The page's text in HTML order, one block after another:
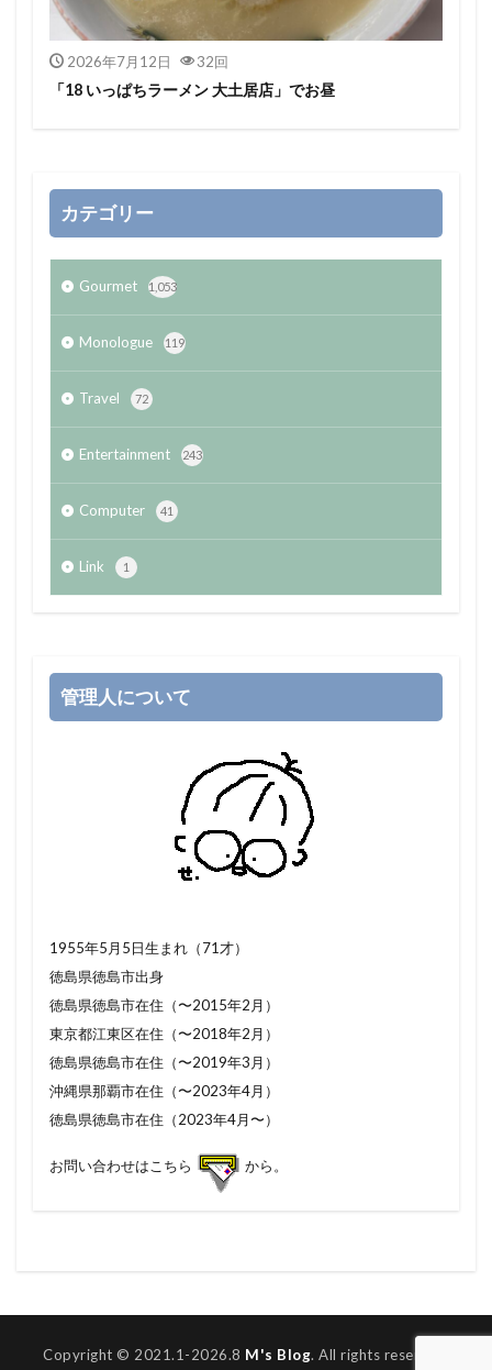
2026年7月12日 32回
「18 いっぱちラーメン 大土居店」でお昼
カテゴリー
Gourmet 1,053
Monologue 119
Travel 72
Entertainment 243
Computer 41
Link 1
管理人について
1955年5月5日生まれ（71才）
徳島県徳島市出身
徳島県徳島市在住（〜2015年2月）
東京都江東区在住（〜2018年2月）
徳島県徳島市在住（〜2019年3月）
沖縄県那覇市在住（〜2023年4月）
徳島県徳島市在住（2023年4月〜）
お問い合わせはこちら から。
Copyright © 2021.1-2026.8 M's Blog. All rights reserved.